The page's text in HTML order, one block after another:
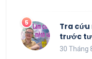
Tra cứu
trước
30 Tháng